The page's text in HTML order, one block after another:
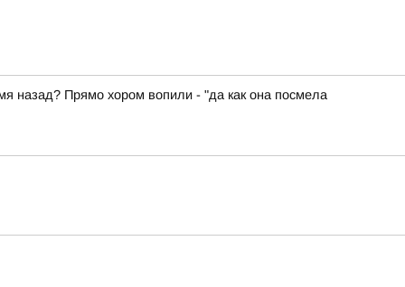
назад? Прямо хором вопили - "да как она посмела